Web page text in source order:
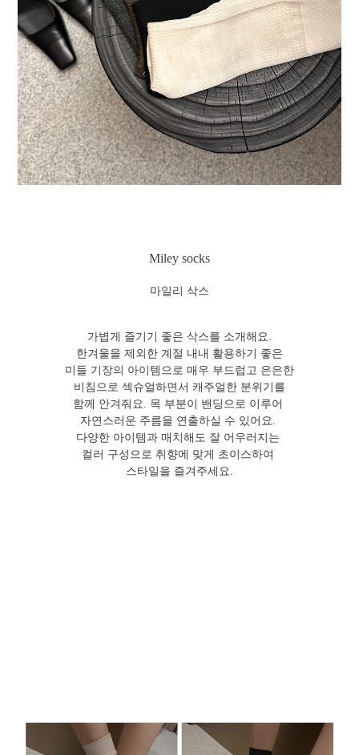
Miley socks
마일리 삭스
가볍게 즐기기 좋은 삭스를 소개해요.
한겨울을 제외한 계절 내내 활용하기 좋은
미들 기장의 아이템으로 매우 부드럽고 은은한
비침으로 섹슈얼하면서 캐주얼한 분위기를
함께 안겨줘요. 목 부분이 밴딩으로 이루어
자연스러운 주름을 연출하실 수 있어요.
다양한 아이템과 매치해도 잘 어우러지는
컬러 구성으로 취향에 맞게 초이스하여
스타일을 즐겨주세요.